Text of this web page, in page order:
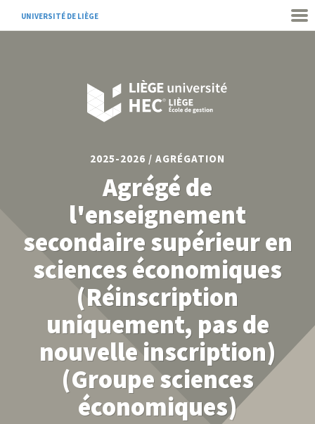
UNIVERSITÉ DE LIÈGE
2025-2026 / AGRÉGATION
Agrégé de
l'enseignement
secondaire supérieur en
sciences économiques
(Réinscription
uniquement, pas de
nouvelle inscription)
(Groupe sciences
économiques)